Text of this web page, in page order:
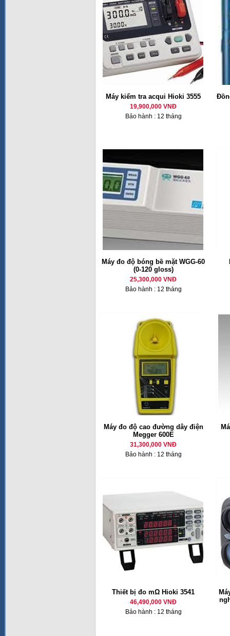
Máy kiểm tra acqui Hioki 3555
19,900,000 VNĐ
Bảo hành : 12 tháng
Máy đo độ bóng bề mặt WGG-60
(0-120 gloss)
25,300,000 VNĐ
Bảo hành : 12 tháng
Máy đo độ cao đường dây điện
Megger 600E
31,300,000 VNĐ
Bảo hành : 12 tháng
Thiết bị đo mΩ Hioki 3541
46,490,000 VNĐ
Bảo hành : 12 tháng